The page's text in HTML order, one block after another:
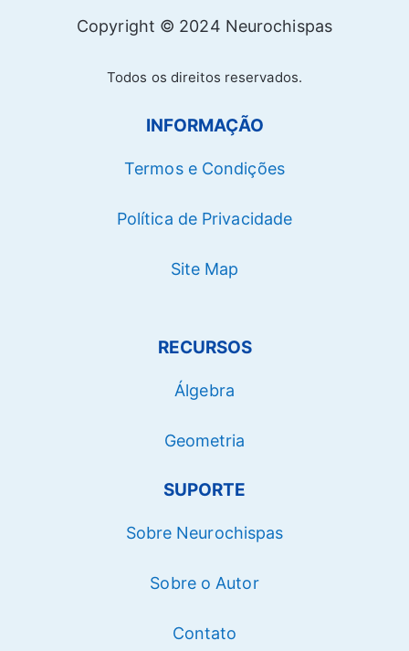
Copyright © 2024 Neurochispas
Todos os direitos reservados.
INFORMAÇÃO
Termos e Condições
Política de Privacidade
Site Map
RECURSOS
Álgebra
Geometria
SUPORTE
Sobre Neurochispas
Sobre o Autor
Contato